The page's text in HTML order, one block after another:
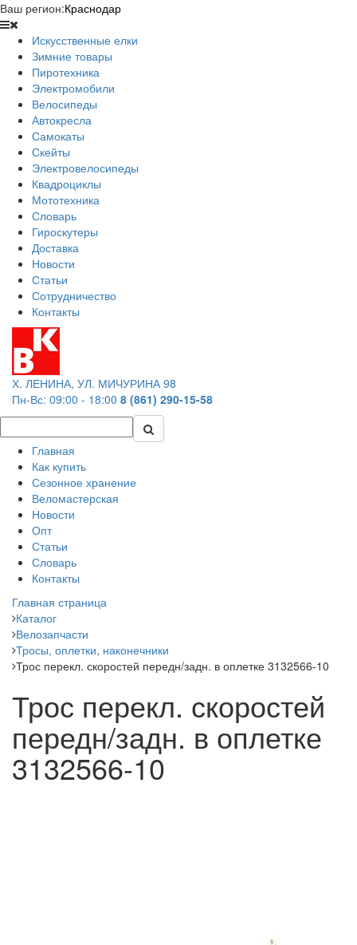
Ваш регион:Краснодар
Искусственные елки
Зимние товары
Пиротехника
Электромобили
Велосипеды
Автокресла
Самокаты
Скейты
Электровелосипеды
Квадроциклы
Мототехника
Словарь
Гироскутеры
Доставка
Новости
Статьи
Сотрудничество
Контакты
Х. ЛЕНИНА, УЛ. МИЧУРИНА 98
Пн-Вс: 09:00 - 18:00 8 (861) 290-15-58
Главная
Как купить
Сезонное хранение
Веломастерская
Новости
Опт
Статьи
Словарь
Контакты
Главная страница
Каталог
Велозапчасти
Тросы, оплетки, наконечники
Трос перекл. скоростей передн/задн. в оплетке 3132566-10
Трос перекл. скоростей
передн/задн. в оплетке
3132566-10